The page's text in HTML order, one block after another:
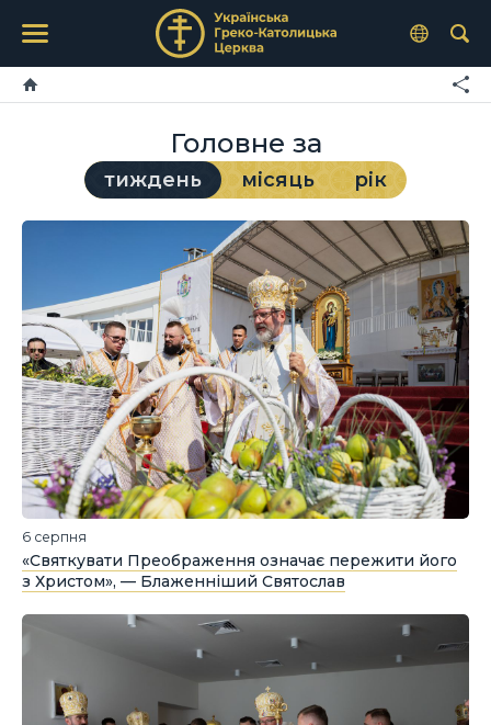
Головне за
тиждень місяць рік
6 серпня
«Святкувати Преображення означає пережити його
з Христом», — Блаженніший Святослав